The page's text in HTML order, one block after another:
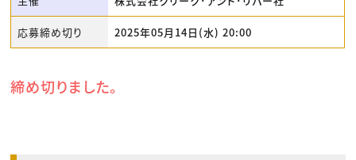
応募締め切り 2025年05月14日(水) 20:00
締め切りました。